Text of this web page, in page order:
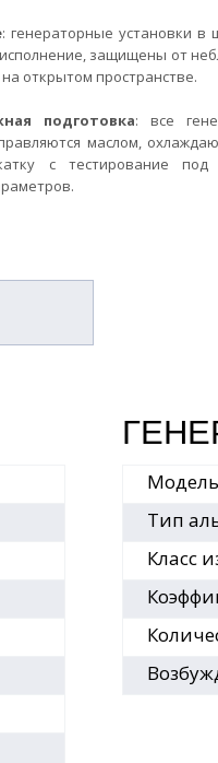
: генераторные установки
защищены от
открытом пространстве.
подготовка: все
маслом,
с тестирование под
Тип
Класс